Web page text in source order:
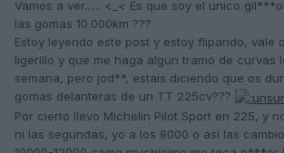
Vamos a ver...... <_< Es que soy el único
las gomas 10.000km ???
Estoy leyendo este post y estoy flipando, vale
ligerillo y que me haga algún tramo de curvas
semana, pero jod**, estais diciendo que os
gomas delanteras de un TT 225cv???
Por cierto llevo Michelin Pilot Sport en 225, y
ni las segundas, yo a los 8000 o así las